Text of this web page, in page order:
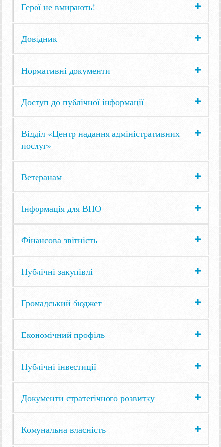
Герої не вмирають!
Довідник
Нормативні документи
Доступ до публічної інформації
Відділ «Центр надання адміністративних
послуг»
Ветеранам
Інформація для ВПО
Фінансова звітність
Публічні закупівлі
Громадський бюджет
Економічний профіль
Публічні інвестиції
Документи стратегічного розвитку
Комунальна власність